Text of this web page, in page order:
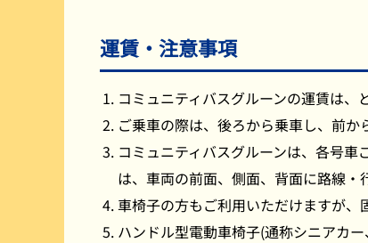
運賃・注意事項
コミュニティバスグルーンの運賃は、
ご乗車の際は、後ろから乗車し、前か
コミュニティバスグルーンは、各号
は、車両の前面、側面、背面に路線・
車椅子の方もご利用いただけますが、
ハンドル型電動車椅子(通称シニアカ